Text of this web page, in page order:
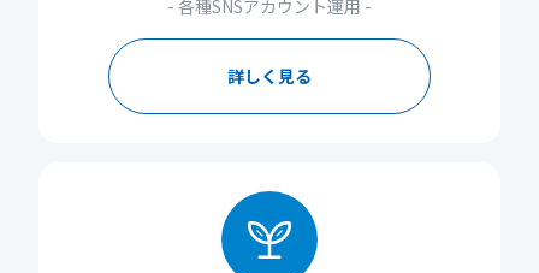
- 各種SNSアカウント運用 -
詳しく見る